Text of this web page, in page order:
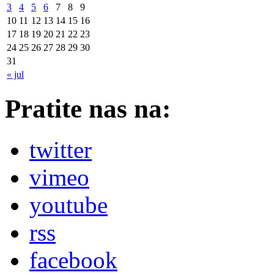
« jul
3
4 5 6 7 8
9
10 11 12 13 14 15 16
17 18 19 20 21 22 23
24 25 26 27 28 29 30
31
Pratite nas na:
twitter
vimeo
youtube
rss
facebook